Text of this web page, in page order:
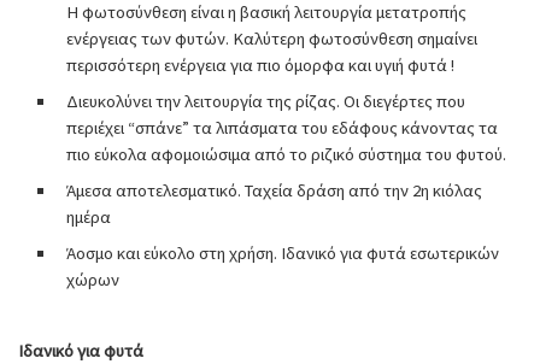
Η φωτοσύνθεση είναι η βασική λειτουργία μετατροπής
ενέργειας των φυτών. Καλύτερη φωτοσύνθεση σημαίνει
περισσότερη ενέργεια για πιο όμορφα και υγιή φυτά !
Διευκολύνει την λειτουργία της ρίζας. Οι διεγέρτες που
περιέχει “σπάνε” τα λιπάσματα του εδάφους κάνοντας τα
πιο εύκολα αφομοιώσιμα από το ριζικό σύστημα του φυτού.
Άμεσα αποτελεσματικό. Ταχεία δράση από την 2η κιόλας
ημέρα
Άοσμο και εύκολο στη χρήση. Ιδανικό για φυτά εσωτερικών
χώρων
Ιδανικό για φυτά